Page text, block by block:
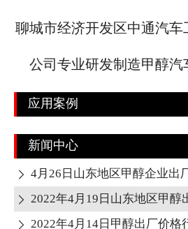
聊城市经济开发区中通汽车
公司专业研发制造甲醇
应用案例
新闻中心


 2022年4月14日甲醇出厂价格